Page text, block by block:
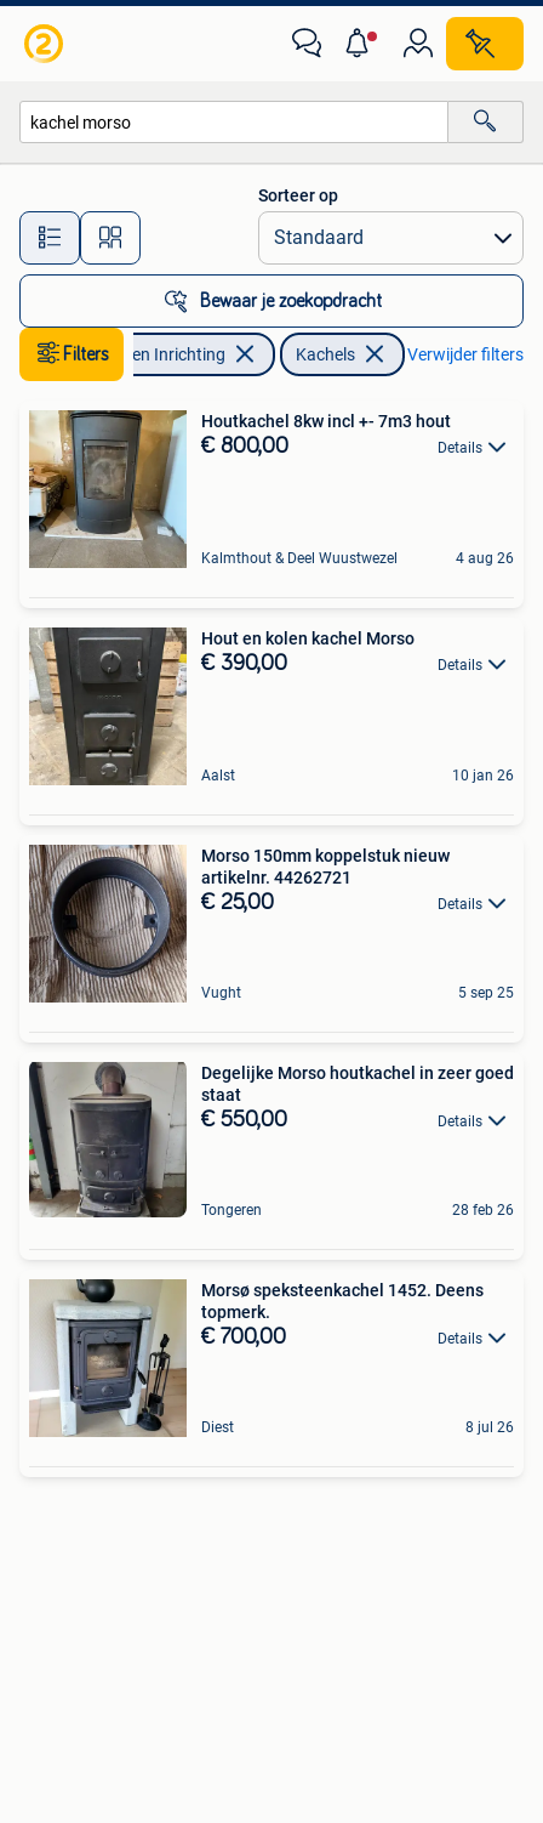
Alle afstanden…
Sorteer op
Bewaar je zoekopdracht
FiltersHuis en Inrichting Kachels Verwijder filters
Houtkachel 8kw incl +- 7m3 hout
€ 800,00 Details
Kalmthout & Deel Wuustwezel 4 aug 26
Hout en kolen kachel Morso
€ 390,00 Details
Aalst 10 jan 26
Morso 150mm koppelstuk nieuw
artikelnr. 44262721
€ 25,00 Details
Vught 5 sep 25
Degelijke Morso houtkachel in zeer goed
staat
€ 550,00 Details
Tongeren 28 feb 26
Morsø speksteenkachel 1452. Deens
topmerk.
€ 700,00 Details
Diest 8 jul 26